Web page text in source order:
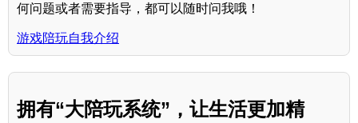
何问题或者需要指导，都可以随时问我哦！
游戏陪玩自我介绍
拥有“大陪玩系统”，让生活更加精